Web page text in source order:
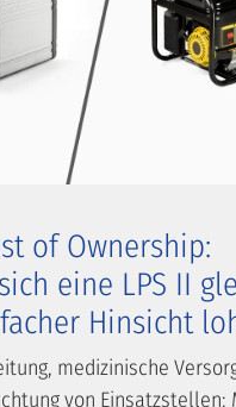
of Ownership:
eine LPS II
Hinsicht
medizinische
von Einsatzstellen: